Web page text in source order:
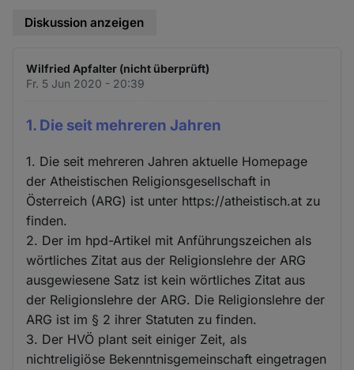
Diskussion anzeigen
Wilfried Apfalter (nicht überprüft)
Fr. 5 Jun 2020 - 20:39
1. Die seit mehreren Jahren
1. Die seit mehreren Jahren aktuelle Homepage
der Atheistischen Religionsgesellschaft in
Österreich (ARG) ist unter https://atheistisch.at zu
finden.
2. Der im hpd-Artikel mit Anführungszeichen als
wörtliches Zitat aus der Religionslehre der ARG
ausgewiesene Satz ist kein wörtliches Zitat aus
der Religionslehre der ARG. Die Religionslehre der
ARG ist im § 2 ihrer Statuten zu finden.
3. Der HVÖ plant seit einiger Zeit, als
nichtreligiöse Bekenntnisgemeinschaft eingetragen